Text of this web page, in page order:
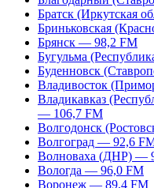
Братск (Иркутская
Бриньковская
Брянск — 98,2 FM
Бугульма
Буденновск
Владивосток
Владикавказ
— 106,7 FM
Волгодонск
Волгоград — 92,6
Волноваха (ДНР) —
Вологда — 96,0 FM
Воронеж — 89,4 FM